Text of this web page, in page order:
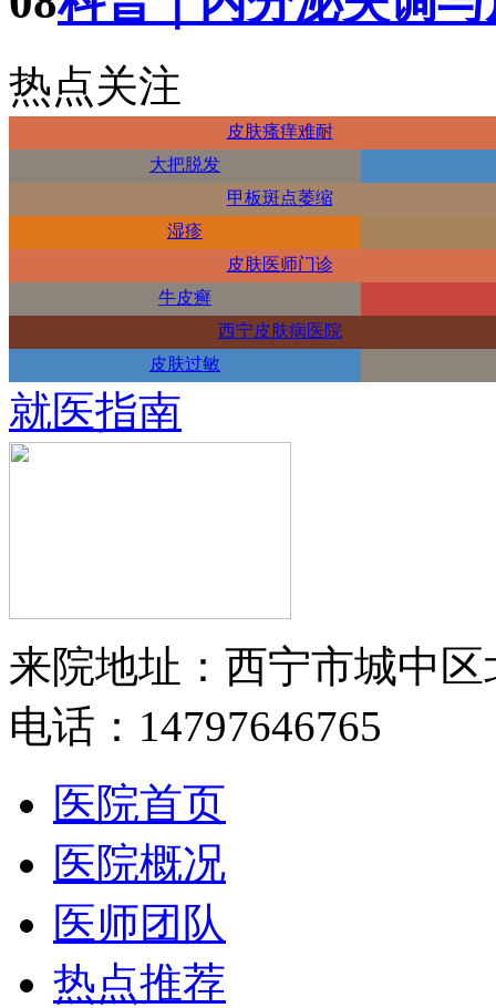
热点关注
皮肤瘙痒难耐
大把脱发
甲板斑点萎缩
湿疹
皮肤医师门诊
牛皮癣
西宁皮肤病医院
皮肤过敏
就医指南
来院地址：西宁市城中区
电话：14797646765
医院首页
医院概况
医师团队
热点推荐